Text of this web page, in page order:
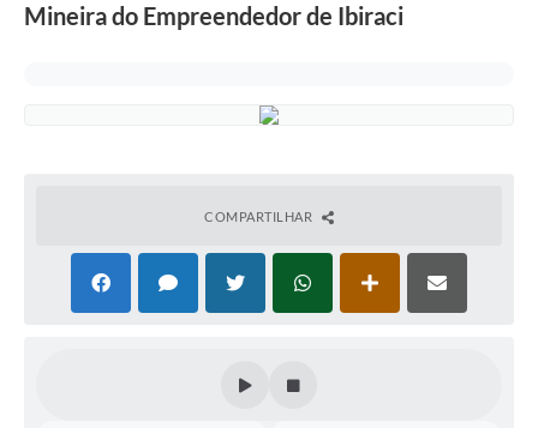
Mineira do Empreendedor de Ibiraci
COMPARTILHAR